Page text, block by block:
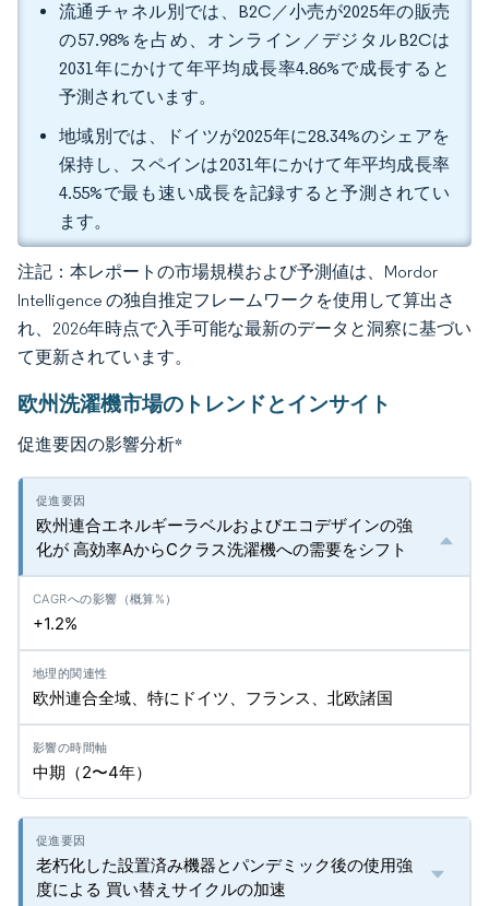
流通チャネル別では、B2C／小売が2025年の販売
の57.98%を占め、オンライン／デジタルB2Cは
2031年にかけて年平均成長率4.86%で成長すると
予測されています。
地域別では、ドイツが2025年に28.34%のシェアを
保持し、スペインは2031年にかけて年平均成長率
4.55%で最も速い成長を記録すると予測されてい
ます。
注記：本レポートの市場規模および予測値は、Mordor
Intelligence の独自推定フレームワークを使用して算出さ
れ、2026年時点で入手可能な最新のデータと洞察に基づい
て更新されています。
欧州洗濯機市場のトレンドとインサイト
促進要因の影響分析*
欧州連合エネルギーラベルおよびエコデザインの強
化が 高効率AからCクラス洗濯機への需要をシフト
+1.2%
欧州連合全域、特にドイツ、フランス、北欧諸国
中期（2〜4年）
老朽化した設置済み機器とパンデミック後の使用強
度による 買い替えサイクルの加速